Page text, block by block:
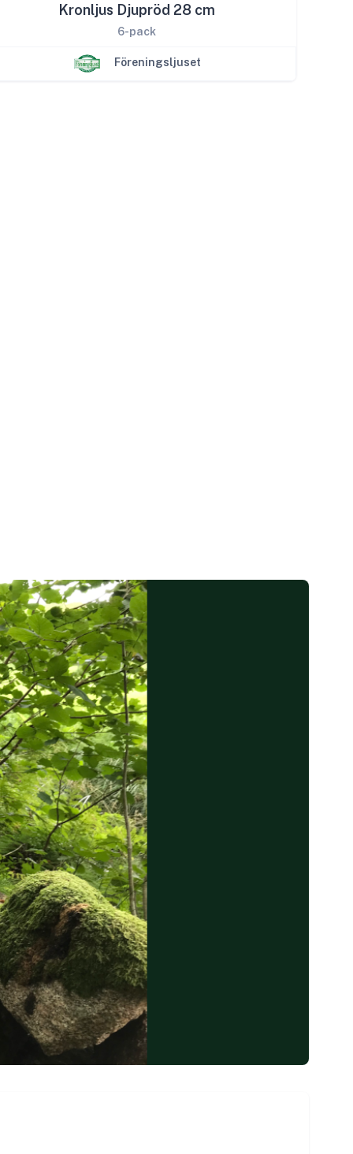
Kronljus Djupröd 28 cm
6-pack
Föreningsljuset